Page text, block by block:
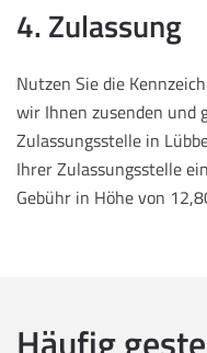
4. Zulassung
Nutzen Sie die
wir Ihnen zusenden und
Zulassungsstelle in
Ihrer Zulassungsstelle
Gebühr in Höhe von